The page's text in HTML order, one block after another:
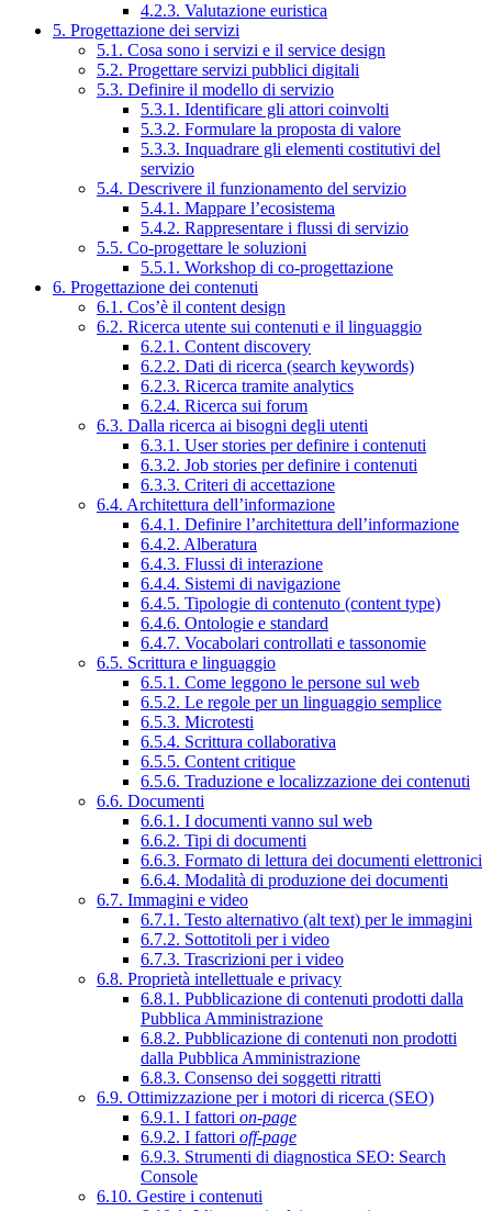
4.2.3. Valutazione euristica
5. Progettazione dei servizi
5.1. Cosa sono i servizi e il service design
5.2. Progettare servizi pubblici digitali
5.3. Definire il modello di servizio
5.3.1. Identificare gli attori coinvolti
5.3.2. Formulare la proposta di valore
5.3.3. Inquadrare gli elementi costitutivi del
servizio
5.4. Descrivere il funzionamento del servizio
5.4.1. Mappare l’ecosistema
5.4.2. Rappresentare i flussi di servizio
5.5. Co-progettare le soluzioni
5.5.1. Workshop di co-progettazione
6. Progettazione dei contenuti
6.1. Cos’è il content design
6.2. Ricerca utente sui contenuti e il linguaggio
6.2.1. Content discovery
6.2.2. Dati di ricerca (search keywords)
6.2.3. Ricerca tramite analytics
6.2.4. Ricerca sui forum
6.3. Dalla ricerca ai bisogni degli utenti
6.3.1. User stories per definire i contenuti
6.3.2. Job stories per definire i contenuti
6.3.3. Criteri di accettazione
6.4. Architettura dell’informazione
6.4.1. Definire l’architettura dell’informazione
6.4.2. Alberatura
6.4.3. Flussi di interazione
6.4.4. Sistemi di navigazione
6.4.5. Tipologie di contenuto (content type)
6.4.6. Ontologie e standard
6.4.7. Vocabolari controllati e tassonomie
6.5. Scrittura e linguaggio
6.5.1. Come leggono le persone sul web
6.5.2. Le regole per un linguaggio semplice
6.5.3. Microtesti
6.5.4. Scrittura collaborativa
6.5.5. Content critique
6.5.6. Traduzione e localizzazione dei contenuti
6.6. Documenti
6.6.1. I documenti vanno sul web
6.6.2. Tipi di documenti
6.6.3. Formato di lettura dei documenti elettronici
6.6.4. Modalità di produzione dei documenti
6.7. Immagini e video
6.7.1. Testo alternativo (alt text) per le immagini
6.7.2. Sottotitoli per i video
6.7.3. Trascrizioni per i video
6.8. Proprietà intellettuale e privacy
6.8.1. Pubblicazione di contenuti prodotti dalla
Pubblica Amministrazione
6.8.2. Pubblicazione di contenuti non prodotti
dalla Pubblica Amministrazione
6.8.3. Consenso dei soggetti ritratti
6.9. Ottimizzazione per i motori di ricerca (SEO)
6.9.1. I fattori on-page
6.9.2. I fattori off-page
6.9.3. Strumenti di diagnostica SEO: Search
Console
6.10. Gestire i contenuti